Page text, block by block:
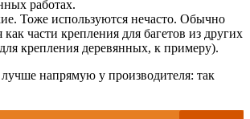
работах.
Тоже используются нечасто. Обычно
части крепления для багетов из других
крепления деревянных, к примеру).
лучше напрямую у производителя: так